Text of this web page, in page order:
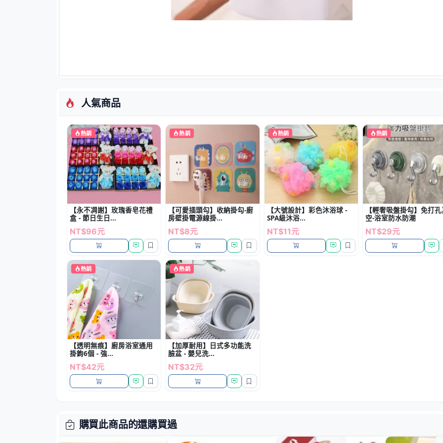
人氣商品
熱銷
【永不凋謝】玫瑰香皂花禮
盒 - 節日生日...
NT$96元
熱銷
【可愛插頭勾】收納掛勾-廚
房壁掛電源線掛...
NT$8元
熱銷
【大號設計】彩色沐浴球 -
SPA級沐浴...
NT$11元
熱銷
【輕奢吸盤掛勾】免打
空-浴室防水防潮
NT$29元
熱銷
【透明無痕】廚房浴室通用
掛鉤6個 - 強...
NT$42元
熱銷
【加厚耐用】日式多功能洗
臉盆 - 嬰兒洗...
NT$32元
購買此商品的還購買過